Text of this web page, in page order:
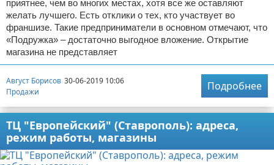
приятнее, чем во многих местах, хотя все же оставляют
желать лучшего. Есть отклики о тех, кто участвует во
франшизе. Такие предприниматели в основном отмечают, что
«Подружка» – достаточно выгодное вложение. Открытие
магазина не представляет
Август Борисов 30-06-2019 10:06
Продажи
Подробнее
ТЦ "Европейский" (Ставрополь): адреса,
режим работы, магазины